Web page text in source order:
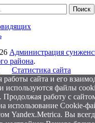
Администрация
района.
Статистика сайта
сайта и его
используются файлы
Продолжая работу с
использование Cookie-
Yandex.Metrica. Вы